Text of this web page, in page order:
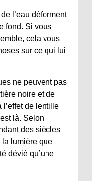
l’eau déforment
fond. Si vous
cela vous
sur ce qui lui
ne peuvent pas
noire et de
l’effet de lentille
là. Selon
des siècles
la lumière que
dévié qu’une